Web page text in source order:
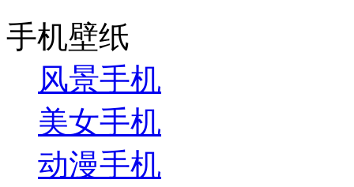
手机壁纸
风景手机
美女手机
动漫手机